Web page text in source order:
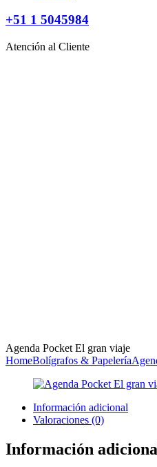
+51 1 5045984
Atención al Cliente
Agenda Pocket El gran viaje
HomeBolígrafos & Papelería
Información adicional
Valoraciones (0)
Información